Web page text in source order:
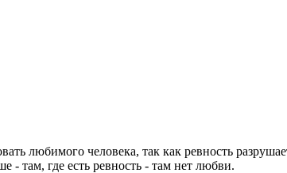
любимого человека, так как ревность
там, где есть ревность - там нет любви.